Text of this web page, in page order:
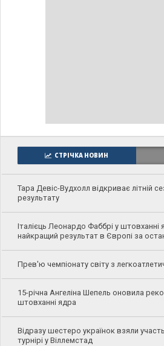
СТРІЧКА НОВИН
Тара Девіс-Вудхолл відкриває літній
результату
Італієць Леонардо Фаббрі у штовханні
найкращий результат в Європі за
Прев'ю чемпіонату світу з
15-річна Ангеліна Шепель оновила
штовханні ядра
Відразу шестеро українок взяли
турнірі у Віллемстад